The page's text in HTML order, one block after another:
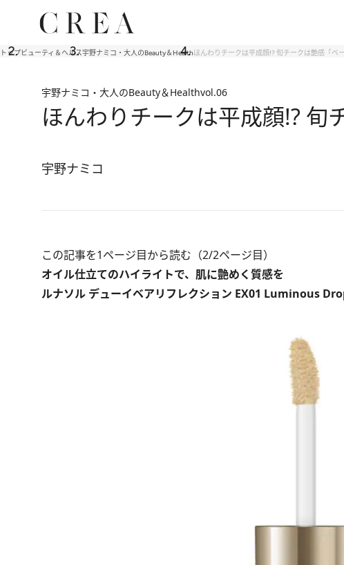
トップビューティ＆ヘルス宇野ナミコ・大人のBeauty＆Healthほんわりチークは平成顔!? 旬チークは艶感「ベ
宇野ナミコ・大人のBeauty＆Healthvol.06
ほんわりチークは平成顔!? 旬
宇野ナミコ
この記事を1ページ目から読む（2/2ページ目）
オイル仕立てのハイライトで、肌に艶めく質感を
ルナソル デューイベアリフレクション EX01 Luminous